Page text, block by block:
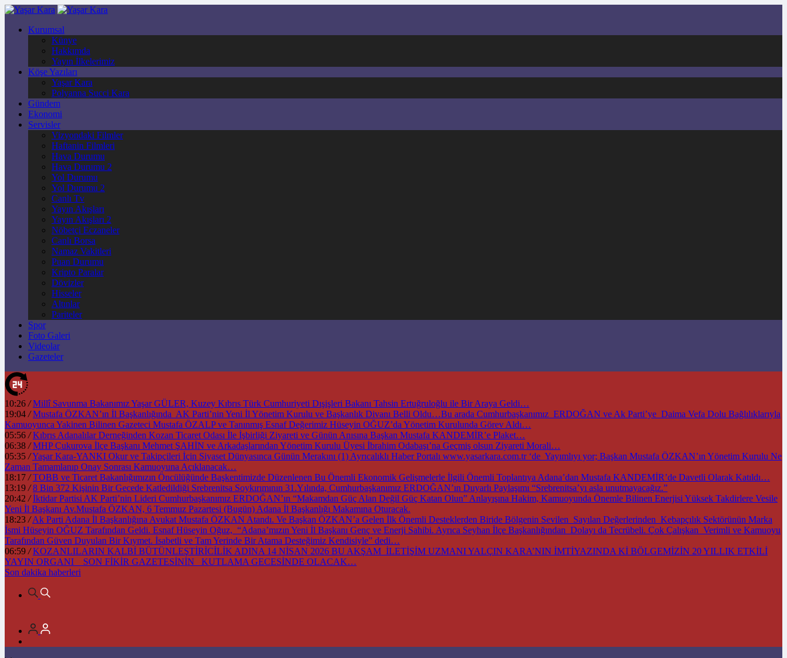
Kurumsal
Künye
Hakkımda
Yayın İlkelerimiz
Köşe Yazıları
Yaşar Kara
Polyanna Succi Kara
Gündem
Ekonomi
Servisler
Vizyondaki Filmler
Haftanin Filmleri
Hava Durumu
Hava Durumu 2
Yol Durumu
Yol Durumu 2
Canlı Tv
Yayın Akışları
Yayın Akışları 2
Nöbetçi Eczaneler
Canlı Borsa
Namaz Vakitleri
Puan Durumu
Kripto Paralar
Dövizler
Hisseler
Altınlar
Pariteler
Spor
Foto Galeri
Videolar
Gazeteler
10:26 / Millî Savunma Bakanımız Yaşar GÜLER, Kuzey Kıbrıs Türk Cumhuriyeti Dışişleri Bakanı Tahsin Ertuğruloğlu ile Bir Araya Geldi…
19:04 / Mustafa ÖZKAN’ın İl Başkanlığında AK Parti’nin Yeni İl Yönetim Kurulu ve Başkanlık Divanı Belli Oldu…Bu arada Cumhurbaşkanımız ERDOĞAN ve Ak Parti’ye Daima Vefa Dolu Bağlılıklarıyla
Kamuoyunca Yakinen Bilinen Gazeteci Mustafa ÖZALP ve Tanınmış Esnaf Değerimiz Hüseyin OĞUZ’da Yönetim Kurulunda Görev Aldı…
05:56 / Kıbrıs Adanalılar Derneğinden Kozan Ticaret Odası İle İşbirliği Ziyareti ve Günün Anısına Başkan Mustafa KANDEMİR’e Plaket…
06:38 / MHP Çukurova İlçe Başkanı Mehmet ŞAHİN ve Arkadaşlarından Yönetim Kurulu Üyesi İbrahim Odabaşı’na Geçmiş olsun Ziyareti Morali…
05:35 /Yaşar Kara-YANKI Okur ve Takipçileri İçin Siyaset Dünyasınca Günün Merakını (1) Ayrıcalıklı Haber Portalı www.yasarkara.com.tr ‘de Yayımlıyı yor; Başkan Mustafa ÖZKAN’ın Yönetim Kurulu Ne
Zaman Tamamlanıp Onay Sonrası Kamuoyuna Açıklanacak…
18:17 / TOBB ve Ticaret Bakanlığımızın Öncülüğünde Başkentimizde Düzenlenen Bu Önemli Ekonomik Gelişmelerle İlgili Önemli Toplantıya Adana’dan Mustafa KANDEMİR’de Davetli Olarak Katıldı…
13:19 / 8 Bin 372 Kişinin Bir Gecede Katledildiği Srebrenitsa Soykırımının 31.Yılında, Cumhurbaşkanımız ERDOĞAN’ın Duyarlı Paylaşımı “Srebrenitsa’yı asla unutmayacağız.”
20:42 / İktidar Partisi AK Parti’nin Lideri Cumhurbaşkanımız ERDOĞAN’ın “Makamdan Güç Alan Değil Güç Katan Olun” Anlayışına Hakim, Kamuoyunda Önemle Bilinen Enerjisi Yüksek Takdirlere Vesile
Yeni İl Başkanı Av.Mustafa ÖZKAN, 6 Temmuz Pazartesi (Bugün) Adana İl Başkanlığı Makamına Oturacak.
18:23 / Ak Parti Adana İl Başkanlığına Avukat Mustafa ÖZKAN Atandı. Ve Başkan ÖZKAN’a Gelen İlk Önemli Desteklerden Biride Bölgenin Sevilen Sayılan Değerlerinden Kebapçılık Sektörünün Marka
İsmi Hüseyin OĞUZ Tarafından Geldi. Esnaf Hüseyin Oğuz, “Adana’mızın Yeni İl Başkanı Genç ve Enerji Sahibi. Ayrıca Seyhan İlçe Başkanlığından Dolayı da Tecrübeli. Çok Çalışkan Verimli ve Kamuoyu
Tarafından Güven Duyulan Bir Kıymet. İsabetli ve Tam Yerinde Bir Atama Desteğimiz Kendisiyle” dedi…
06:59 / KOZANLILARIN KALBİ BÜTÜNLEŞTİRİCİLİK ADINA 14 NİSAN 2026 BU AKŞAM İLETİŞİM UZMANI YALÇIN KARA’NIN İMTİYAZINDA Kİ BÖLGEMİZİN 20 YILLIK ETKİLİ
YAYIN ORGANI SON FİKİR GAZETESİNİN KUTLAMA GECESİNDE OLACAK…
Son dakika haberleri